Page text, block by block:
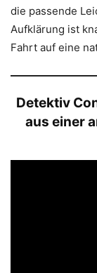
die passende
Aufklärung ist
Fahrt auf eine
Detektiv
aus einer